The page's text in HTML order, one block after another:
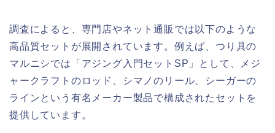
調査によると、専門店やネット通販では以下のような
高品質セットが展開されています。例えば、つり具の
マルニシでは「アジング入門セットSP」として、メジ
ャークラフトのロッド、シマノのリール、シーガーの
ラインという有名メーカー製品で構成されたセットを
提供しています。